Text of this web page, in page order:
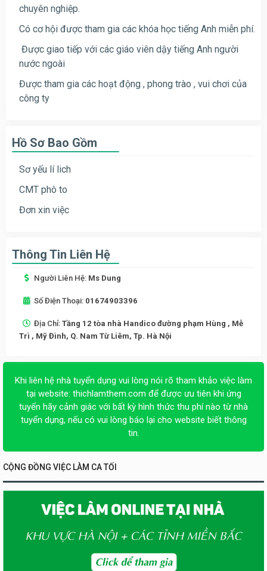
chuyên nghiệp.
Có cơ hội được tham gia các khóa học tiếng Anh miễn phí.
Được giao tiếp với các giáo viên dậy tiếng Anh người
nước ngoài
Được tham gia các hoạt động , phong trào , vui chơi của
công ty
Hồ Sơ Bao Gồm
Sơ yếu lí lich
CMT phô to
Đơn xin việc
Thông Tin Liên Hệ
Người Liên Hệ: Ms Dung
Số Điện Thoại: 01674903396
Địa Chỉ: Tầng 12 tòa nhà Handico đường phạm Hùng , Mễ
Trì , Mỹ Đình, Q. Nam Từ Liêm, Tp. Hà Nội
Khi liên hệ nhà tuyển dụng vui lòng nói rõ tham khảo việc làm
tại website: thichlamthem.com để được ưu tiên khi ứng
tuyển hãy cảnh giác với bất kỳ hình thức thu phí nào từ nhà
tuyển dụng, nếu có vui lòng báo lại cho website biết thông
tin.
CỘNG ĐỒNG VIỆC LÀM CA TỐI